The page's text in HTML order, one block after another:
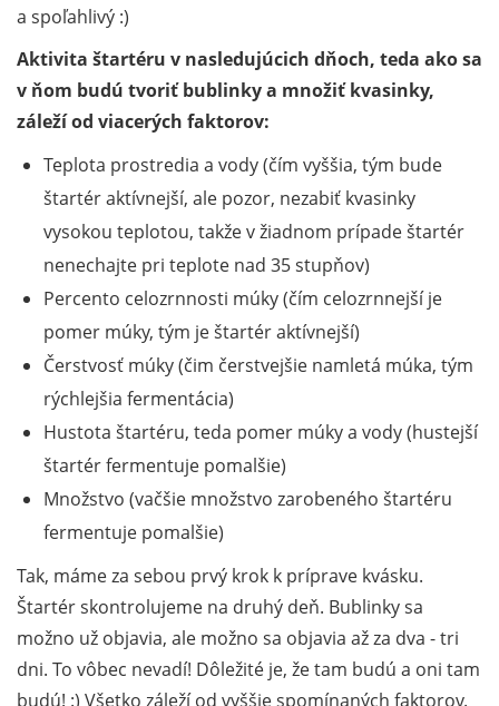
a spoľahlivý :)
Aktivita štartéru v nasledujúcich dňoch, teda ako sa
v ňom budú tvoriť bublinky a množiť kvasinky,
záleží od viacerých faktorov:
Teplota prostredia a vody (čím vyššia, tým bude
štartér aktívnejší, ale pozor, nezabiť kvasinky
vysokou teplotou, takže v žiadnom prípade štartér
nenechajte pri teplote nad 35 stupňov)
Percento celozrnnosti múky (čím celozrnnejší je
pomer múky, tým je štartér aktívnejší)
Čerstvosť múky (čim čerstvejšie namletá múka, tým
rýchlejšia fermentácia)
Hustota štartéru, teda pomer múky a vody (hustejší
štartér fermentuje pomalšie)
Množstvo (vačšie množstvo zarobeného štartéru
fermentuje pomalšie)
Tak, máme za sebou prvý krok k príprave kvásku.
Štartér skontrolujeme na druhý deň. Bublinky sa
možno už objavia, ale možno sa objavia až za dva - tri
dni. To vôbec nevadí! Dôležité je, že tam budú a oni tam
budú! :) Všetko záleží od vyššie spomínaných faktorov.